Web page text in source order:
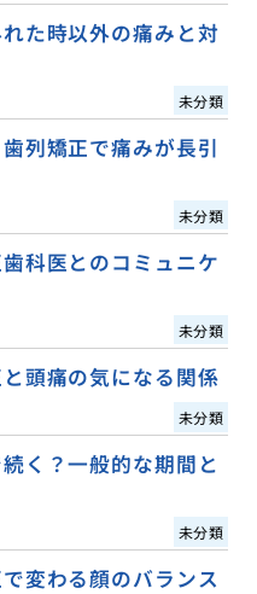
た時以外の痛みと対
未分類
列矯正で痛みが長引
未分類
科医とのコミュニケ
未分類
頭痛の気になる関係
未分類
く？一般的な期間と
未分類
変わる顔のバランス